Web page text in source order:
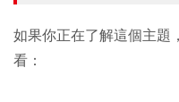
如果你正在了解這個主題
看：